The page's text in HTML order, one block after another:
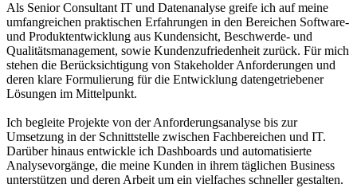
Als Senior Consultant IT und Datenanalyse greife ich auf meine
umfangreichen praktischen Erfahrungen in den Bereichen Software-
und Produktentwicklung aus Kundensicht, Beschwerde- und
Qualitätsmanagement, sowie Kundenzufriedenheit zurück. Für mich
stehen die Berücksichtigung von Stakeholder Anforderungen und
deren klare Formulierung für die Entwicklung datengetriebener
Lösungen im Mittelpunkt.
Ich begleite Projekte von der Anforderungsanalyse bis zur
Umsetzung in der Schnittstelle zwischen Fachbereichen und IT.
Darüber hinaus entwickle ich Dashboards und automatisierte
Analysevorgänge, die meine Kunden in ihrem täglichen Business
unterstützen und deren Arbeit um ein vielfaches schneller gestalten.